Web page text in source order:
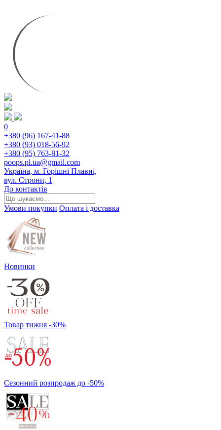
0
+380 (96) 167-41-88
+380 (93) 018-56-92
+380 (95) 763-81-32
poops.pl.ua@gmail.com
Україна, м. Горішні Плавні,
вул. Строни, 1
До контактів
Умови покупки Оплата і доставка
Новинки
Товар тижня -30%
Сезонний розпродаж до -50%